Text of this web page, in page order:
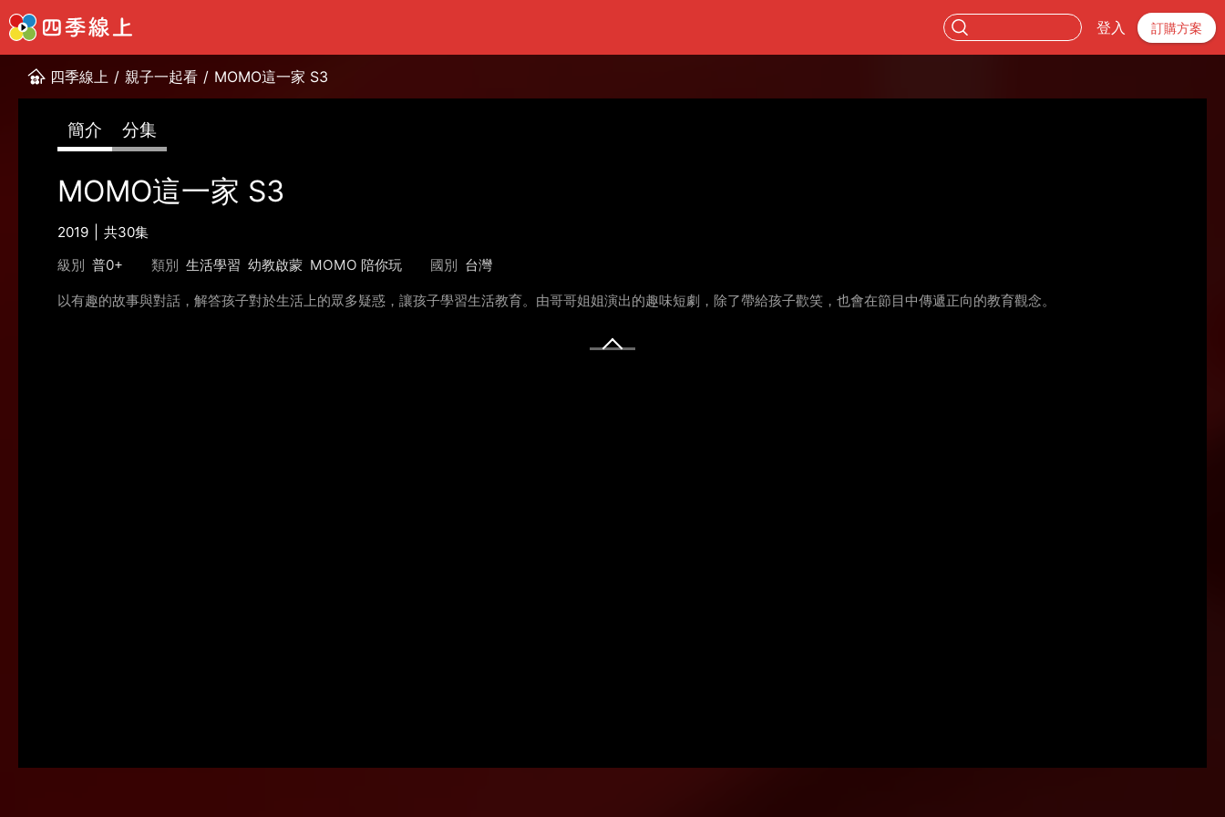
登入 訂購方案
四季線上 / 親子一起看 / MOMO這一家 S3
簡介 分集
MOMO這一家 S3
2019
共30集
級別 普0+ 類別 生活學習 幼教啟蒙 MOMO 陪你玩 國別 台灣
以有趣的故事與對話，解答孩子對於生活上的眾多疑惑，讓孩子學習生活教育。由哥哥姐姐演出的趣味短劇，除了帶給孩子歡笑，也會在節目中傳遞正向的教育觀念。